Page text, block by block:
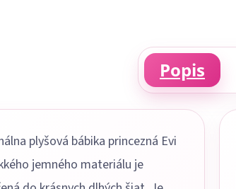
Popis
plyšová bábika princezná Evi
jemného materiálu je